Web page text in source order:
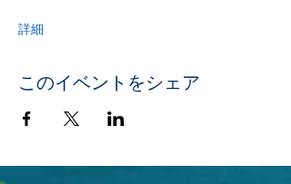
詳細
このイベントをシェア